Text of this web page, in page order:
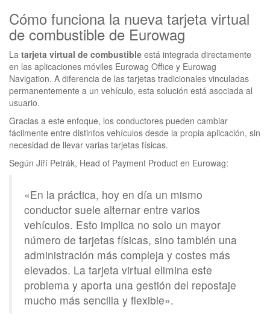
Cómo funciona la nueva tarjeta virtual
de combustible de Eurowag
La tarjeta virtual de combustible está integrada directamente
en las aplicaciones móviles Eurowag Office y Eurowag
Navigation. A diferencia de las tarjetas tradicionales vinculadas
permanentemente a un vehículo, esta solución está asociada al
usuario.
Gracias a este enfoque, los conductores pueden cambiar
fácilmente entre distintos vehículos desde la propia aplicación, sin
necesidad de llevar varias tarjetas físicas.
Según Jiří Petrák, Head of Payment Product en Eurowag:
«En la práctica, hoy en día un mismo
conductor suele alternar entre varios
vehículos. Esto implica no solo un mayor
número de tarjetas físicas, sino también una
administración más compleja y costes más
elevados. La tarjeta virtual elimina este
problema y aporta una gestión del repostaje
mucho más sencilla y flexible».